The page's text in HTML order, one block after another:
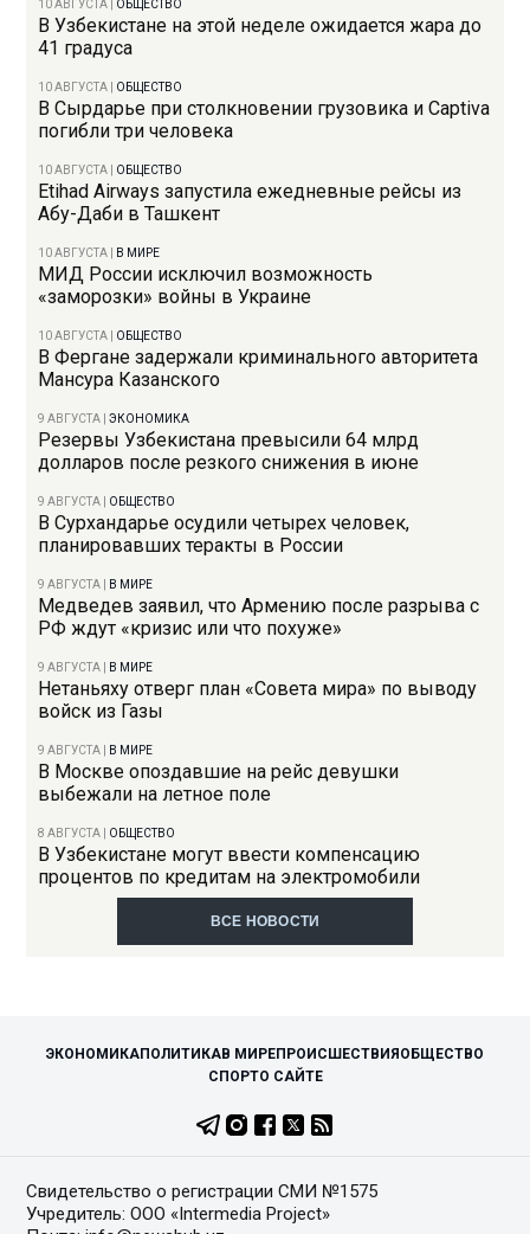
10 АВГУСТА ОБЩЕСТВО
В Узбекистане на этой неделе ожидается жара до
41 градуса
10 АВГУСТА ОБЩЕСТВО
В Сырдарье при столкновении грузовика и Captiva
погибли три человека
10 АВГУСТА ОБЩЕСТВО
Etihad Airways запустила ежедневные рейсы из
Абу-Даби в Ташкент
10 АВГУСТА В МИРЕ
МИД России исключил возможность
«заморозки» войны в Украине
10 АВГУСТА ОБЩЕСТВО
В Фергане задержали криминального авторитета
Мансура Казанского
9 АВГУСТА |ЭКОНОМИКА
Резервы Узбекистана превысили 64 млрд
долларов после резкого снижения в июне
9 АВГУСТА ОБЩЕСТВО
В Сурхандарье осудили четырех человек,
планировавших теракты в России
9 АВГУСТА В МИРЕ
Медведев заявил, что Армению после разрыва с
РФ ждут «кризис или что похуже»
9 АВГУСТА В МИРЕ
Нетаньяху отверг план «Совета мира» по выводу
войск из Газы
9 АВГУСТА В МИРЕ
В Москве опоздавшие на рейс девушки
выбежали на летное поле
8 АВГУСТА ОБЩЕСТВО
В Узбекистане могут ввести компенсацию
процентов по кредитам на электромобили
ВСЕ НОВОСТИ
ЭКОНОМИКАПОЛИТИКАВ МИРЕПРОИСШЕСТВИЯ ОБЩЕСТВО
СПОРТО САЙТЕ
Свидетельство о регистрации СМИ №1575
Учредитель: ООО «Intermedia Project»